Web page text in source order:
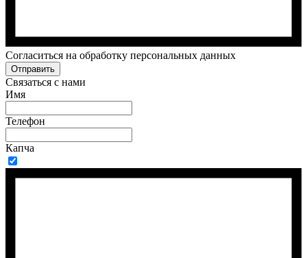
Cогласиться на обработку персональных данных
Отправить
Связаться с нами
Имя
Телефон
Капча